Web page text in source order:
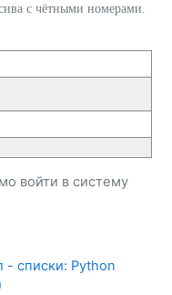
с чётными номерами.
войти в систему
- списки: Python